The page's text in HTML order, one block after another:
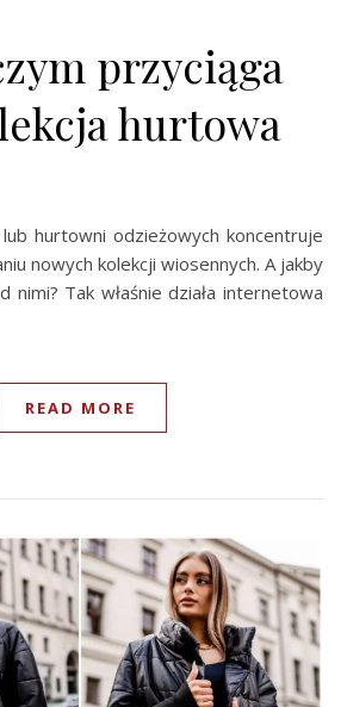
przyciąga
hurtowa
hurtowni odzieżowych koncentruje
nowych kolekcji wiosennych. A jakby
Tak właśnie działa internetowa
READ MORE